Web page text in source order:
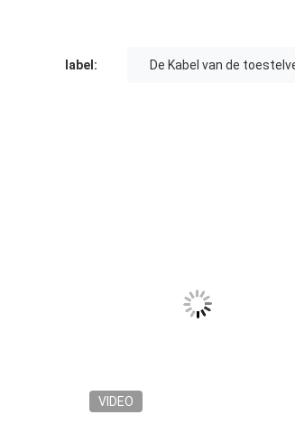
label: De Kabel van de
VIDEO